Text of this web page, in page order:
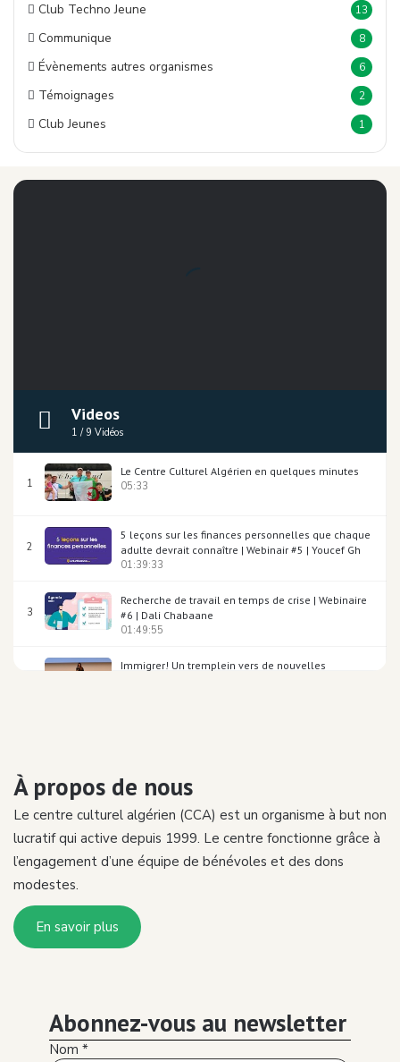
Club Techno Jeune 13
Communique 8
Évènements autres organismes 6
Témoignages 2
Club Jeunes 1
Videos
1 / 9 Vidéos
1
Le Centre Culturel Algérien en quelques minutes
05:33
2
5 leçons sur les finances personnelles que chaque
adulte devrait connaître | Webinair #5 | Youcef Gh
01:39:33
3
Recherche de travail en temps de crise | Webinaire
#6 | Dali Chabaane
01:49:55
Immigrer! Un tremplein vers de nouvelles
Where'ACC, c'est quoi? - Youcef Redjouani -
Where'ACC 2017
05:09
L'engagement communautaire - Rayene Bouzitoun -
Santé mentale - Dr. Farah Benmohammed -
Montréal Inclusive 2019
14:30
À propos de nous
Le centre culturel algérien (CCA) est un organisme à but non
lucratif qui active depuis 1999. Le centre fonctionne grâce à
l’engagement d’une équipe de bénévoles et des dons
modestes.
En savoir plus
Abonnez-vous au newsletter
Nom *